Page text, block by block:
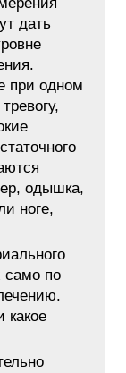
дать
при одном
одышка,
ноге,
само по
какое